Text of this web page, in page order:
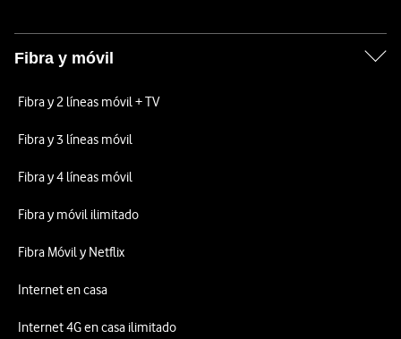
Fibra y móvil
Fibra y 2 líneas móvil + TV
Fibra y 3 líneas móvil
Fibra y 4 líneas móvil
Fibra y móvil ilimitado
Fibra Móvil y Netflix
Internet en casa
Internet 4G en casa ilimitado